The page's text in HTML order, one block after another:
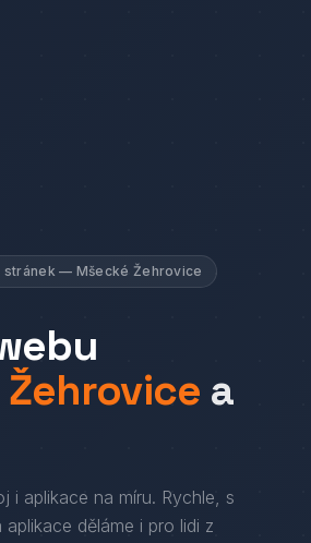
stránek — Mšecké Žehrovice
a
i aplikace na míru. Rychle, s
aplikace děláme i pro lidi z